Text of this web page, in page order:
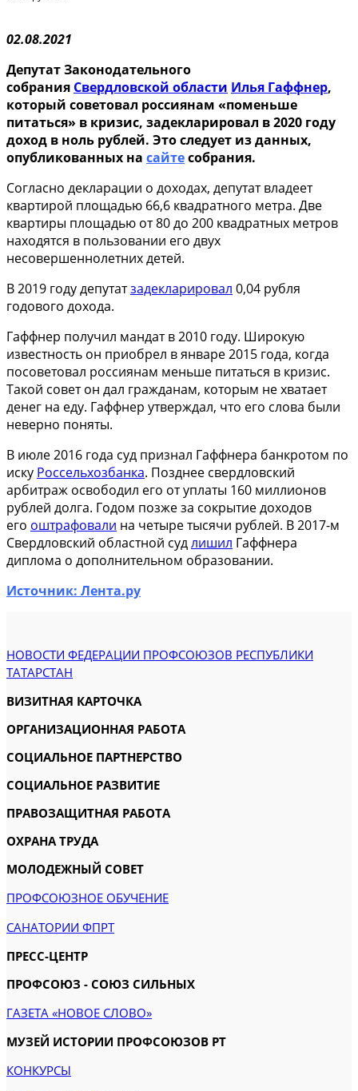
02.08.2021
Депутат Законодательного
собрания Свердловской области Илья Гаффнер,
который советовал россиянам «поменьше
питаться» в кризис, задекларировал в 2020 году
доход в ноль рублей. Это следует из данных,
опубликованных на сайтесобрания.
Согласно декларации о доходах, депутат владеет
квартирой площадью 66,6 квадратного метра. Две
квартиры площадью от 80 до 200 квадратных метров
находятся в пользовании его двух
несовершеннолетних детей.
В 2019 году депутатзадекларировал 0,04 рубля
годового дохода.
Гаффнер получил мандат в 2010 году. Широкую
известность он приобрел в январе 2015 года, когда
посоветовал россиянам меньше питаться в кризис.
Такой совет он дал гражданам, которым не хватает
денег на еду. Гаффнер утверждал, что его слова были
неверно поняты.
В июле 2016 года суд признал Гаффнера банкротом по
иску Россельхозбанка. Позднее свердловский
арбитраж освободил его от уплаты 160 миллионов
рублей долга. Годом позже за сокрытие доходов
его оштрафовали на четыре тысячи рублей. В 2017-м
Свердловский областной судлишил Гаффнера
диплома о дополнительном образовании.
Источник: Лента.ру
НОВОСТИ ФЕДЕРАЦИИ ПРОФСОЮЗОВ РЕСПУБЛИКИ
ТАТАРСТАН
ВИЗИТНАЯ КАРТОЧКА
ОРГАНИЗАЦИОННАЯ РАБОТА
СОЦИАЛЬНОЕ ПАРТНЕРСТВО
СОЦИАЛЬНОЕ РАЗВИТИЕ
ПРАВОЗАЩИТНАЯ РАБОТА
ОХРАНА ТРУДА
МОЛОДЕЖНЫЙ СОВЕТ
ПРОФСОЮЗНОЕ ОБУЧЕНИЕ
САНАТОРИИ ФПРТ
ПРЕСС-ЦЕНТР
ПРОФСОЮЗ - СОЮЗ СИЛЬНЫХ
ГАЗЕТА «НОВОЕ СЛОВО»
МУЗЕЙ ИСТОРИИ ПРОФСОЮЗОВ РТ
КОНКУРСЫ